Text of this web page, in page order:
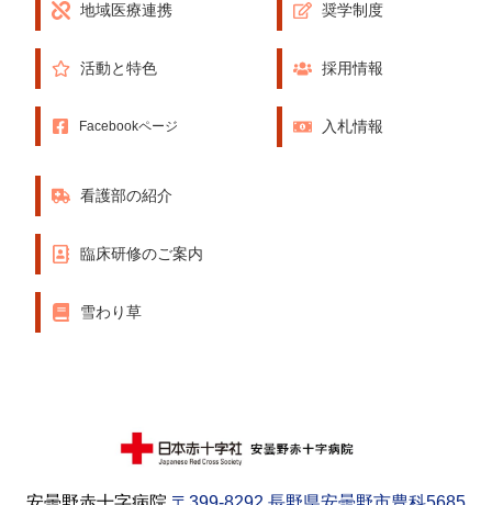
地域医療連携
活動と特色
Facebookページ
奨学制度
採用情報
入札情報
看護部の紹介
臨床研修のご案内
雪わり草